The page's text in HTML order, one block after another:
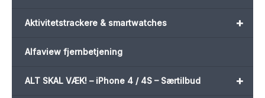
+
Aktivitetstrackere & smartwatches
Alfaview fjernbetjening
+
ALT SKAL VÆK! – iPhone 4 / 4S – Særtilbud